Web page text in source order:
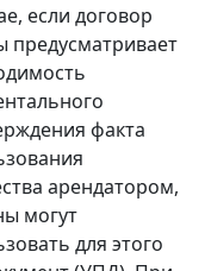
если договор
предусматривает
факта
арендатором,
могут
для этого